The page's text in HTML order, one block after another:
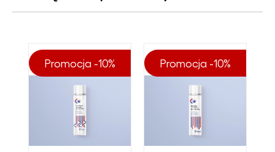
Promocja -10% Promocja -10%